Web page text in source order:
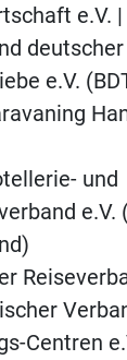
e.V. |
e.V.
und
e.V.
Centren